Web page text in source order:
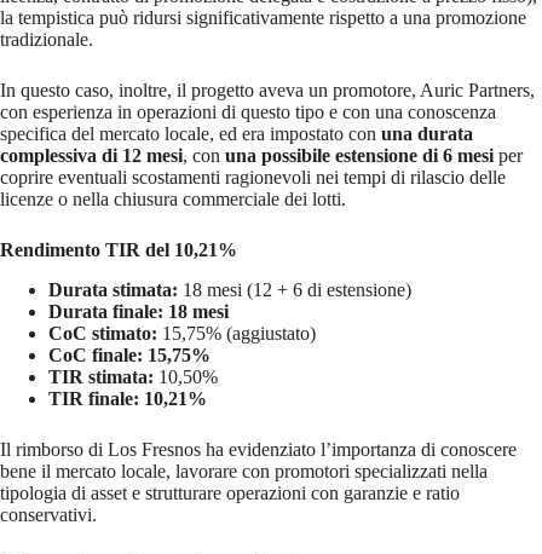
la tempistica può ridursi significativamente rispetto a una promozione
tradizionale.
In questo caso, inoltre, il progetto aveva un promotore, Auric Partners,
con esperienza in operazioni di questo tipo e con una conoscenza
specifica del mercato locale, ed era impostato con una durata
complessiva di 12 mesi, con una possibile estensione di 6 mesi per
coprire eventuali scostamenti ragionevoli nei tempi di rilascio delle
licenze o nella chiusura commerciale dei lotti.
Rendimento TIR del 10,21%
Durata stimata: 18 mesi (12 + 6 di estensione)
Durata finale: 18 mesi
CoC stimato: 15,75% (aggiustato)
CoC finale: 15,75%
TIR stimata: 10,50%
TIR finale: 10,21%
Il rimborso di Los Fresnos ha evidenziato l’importanza di conoscere
bene il mercato locale, lavorare con promotori specializzati nella
tipologia di asset e strutturare operazioni con garanzie e ratio
conservativi.